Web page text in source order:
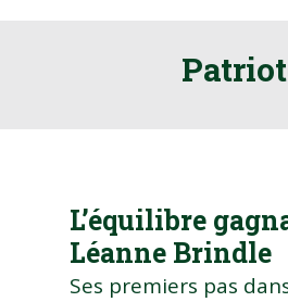
L’équilibre
Léanne Brindle
Ses premiers pas